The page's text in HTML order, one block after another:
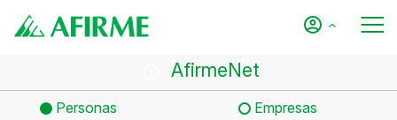
AfirmeNet
Personas Empresas